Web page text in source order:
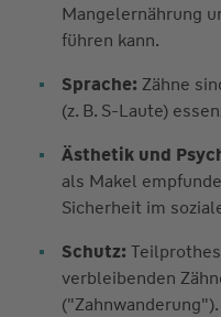
Mangelernährung
führen kann.
Sprache: Zähne
(z. B. S-Laute)
Ästhetik und
als Makel
Sicherheit im
Schutz:
verbleibenden
("Zahnwanderung").